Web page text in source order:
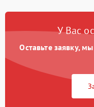
У Вас
Оставьте заявку,